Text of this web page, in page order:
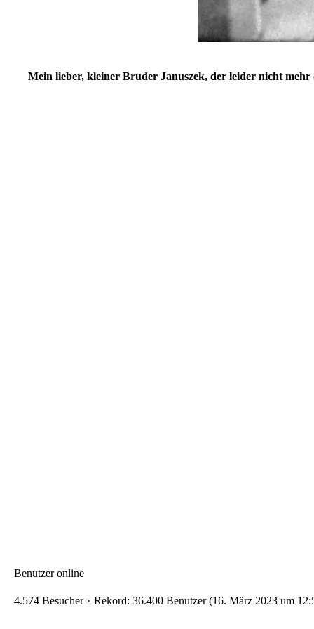
Mein lieber, kleiner Bruder Januszek, der leider nicht mehr
Benutzer online
4.574 Besucher Rekord: 36.400 Benutzer (16. März 2023 um